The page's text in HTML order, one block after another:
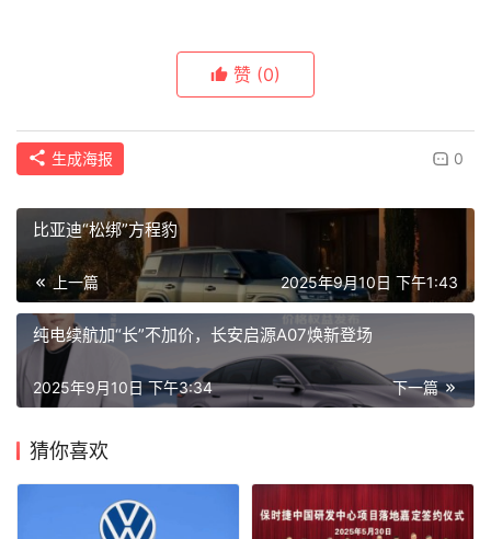
赞 (0)
生成海报 0
比亚迪“松绑”方程豹
上一篇 2025年9月10日 下午1:43
纯电续航加“长”不加价，长安启源A07焕新登场
下一篇
2025年9月10日 下午3:34
猜你喜欢